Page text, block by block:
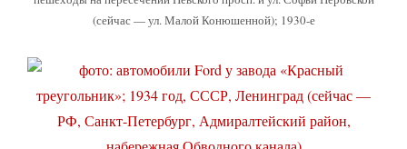
(сейчас — ул. Малой Конюшенной); 1930-е